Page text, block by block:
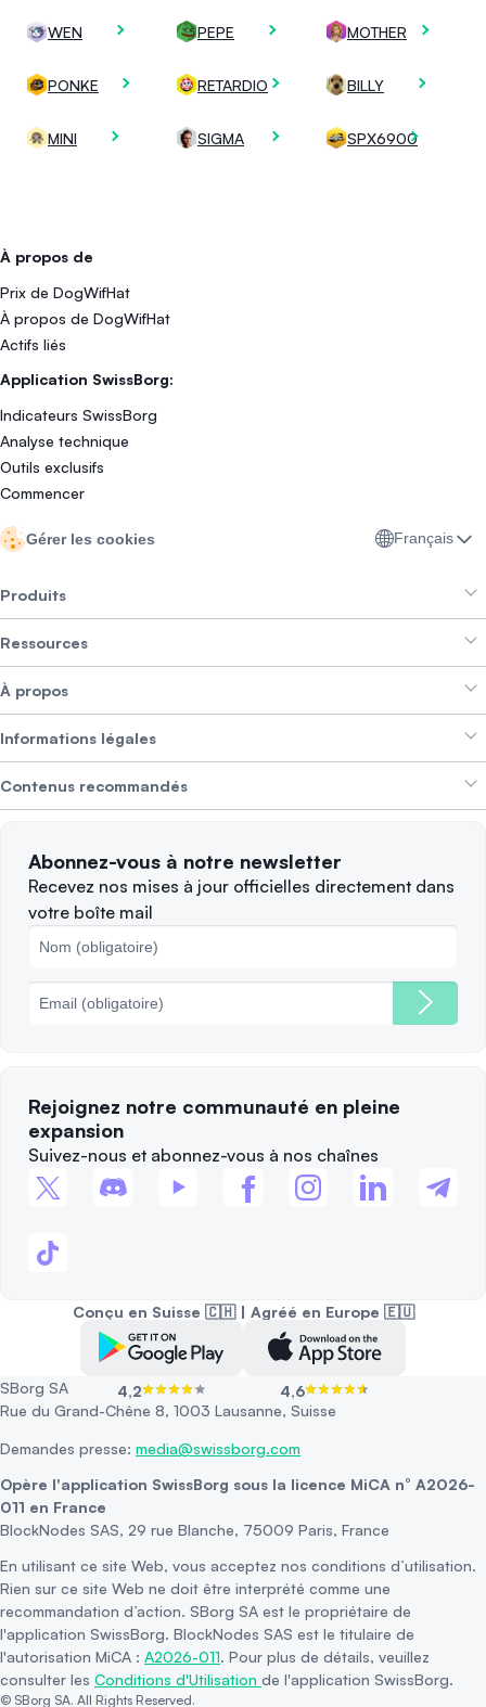
À propos de
Prix de DogWifHat
À propos de DogWifHat
Actifs liés
Application SwissBorg:
Indicateurs SwissBorg
Analyse technique
Outils exclusifs
Commencer
WEN PEPE MOTHER
PONKE RETARDIO BILLY
MINI SIGMA SPX6900
Gérer les cookies Français
Produits
Smart Exchange
Crypto Bundles
Gagner des revenus
Alpha Deals
Ressources
Aide et support
Brand kit
À propos
À propos de SwissBorg
Offres d’emploi NOUS RECRUTONS
Informations légales
Politique de confidentialité
Plaintes
Politique des cookies
Contenus recommandés
Quand vendre ?
Principales blockchains
Abonnez-vous à notre newsletter
Recevez nos mises à jour officielles directement dans
votre boîte mail
Rejoignez notre communauté en pleine
expansion
Suivez-nous et abonnez-vous à nos chaînes
Conçu en Suisse 🇨🇭 | Agréé en Europe 🇪🇺
4,2 4,6
SBorg SA
Rue du Grand-Chêne 8, 1003 Lausanne, Suisse
Demandes presse: media@swissborg.com
Opère l'application SwissBorg sous la licence MiCA n° A2026-
011 en France
BlockNodes SAS, 29 rue Blanche, 75009 Paris, France
En utilisant ce site Web, vous acceptez nos conditions d’utilisation.
Rien sur ce site Web ne doit être interprété comme une
recommandation d’action. SBorg SA est le propriétaire de
l'application SwissBorg. BlockNodes SAS est le titulaire de
l'autorisation MiCA : A2026-011. Pour plus de détails, veuillez
consulter les Conditions d'Utilisation de l'application SwissBorg.
© SBorg SA. All Rights Reserved.